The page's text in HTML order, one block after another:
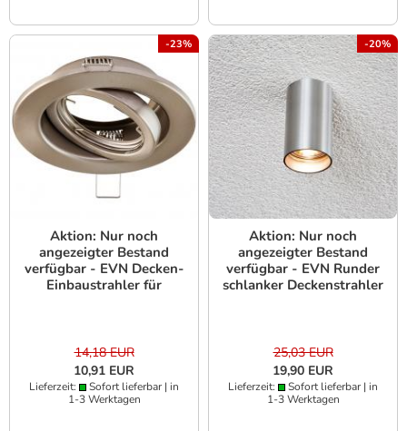
-23%
Aktion: Nur noch
angezeigter Bestand
verfügbar - EVN Decken-
Einbaustrahler für
IP20 GX5.3 12V
EinbauØ80
14,18 EUR
10,91 EUR
Lieferzeit:
Sofort lieferbar | in
1-3 Werktagen
-20%
Aktion: Nur noch
angezeigter Bestand
verfügbar - EVN Runder
schlanker Deckenstrahler
25,03 EUR
19,90 EUR
Lieferzeit:
Sofort lieferbar | in
1-3 Werktagen